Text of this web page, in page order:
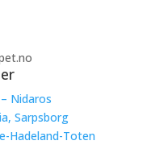
Nidaros
Sarpsborg
Hadeland-Toten